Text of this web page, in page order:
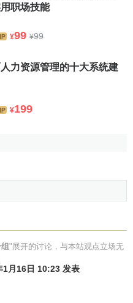
下一组内。例如，在表的
－120”这一组内，而计算
然，对于
:
分组表
重的问题，也可以对一个组
职场技能
¥99 ¥99
力资源管理的十大系统建
¥199
"展开的讨论，与本站观点立场无
1月16日 10:23 发表